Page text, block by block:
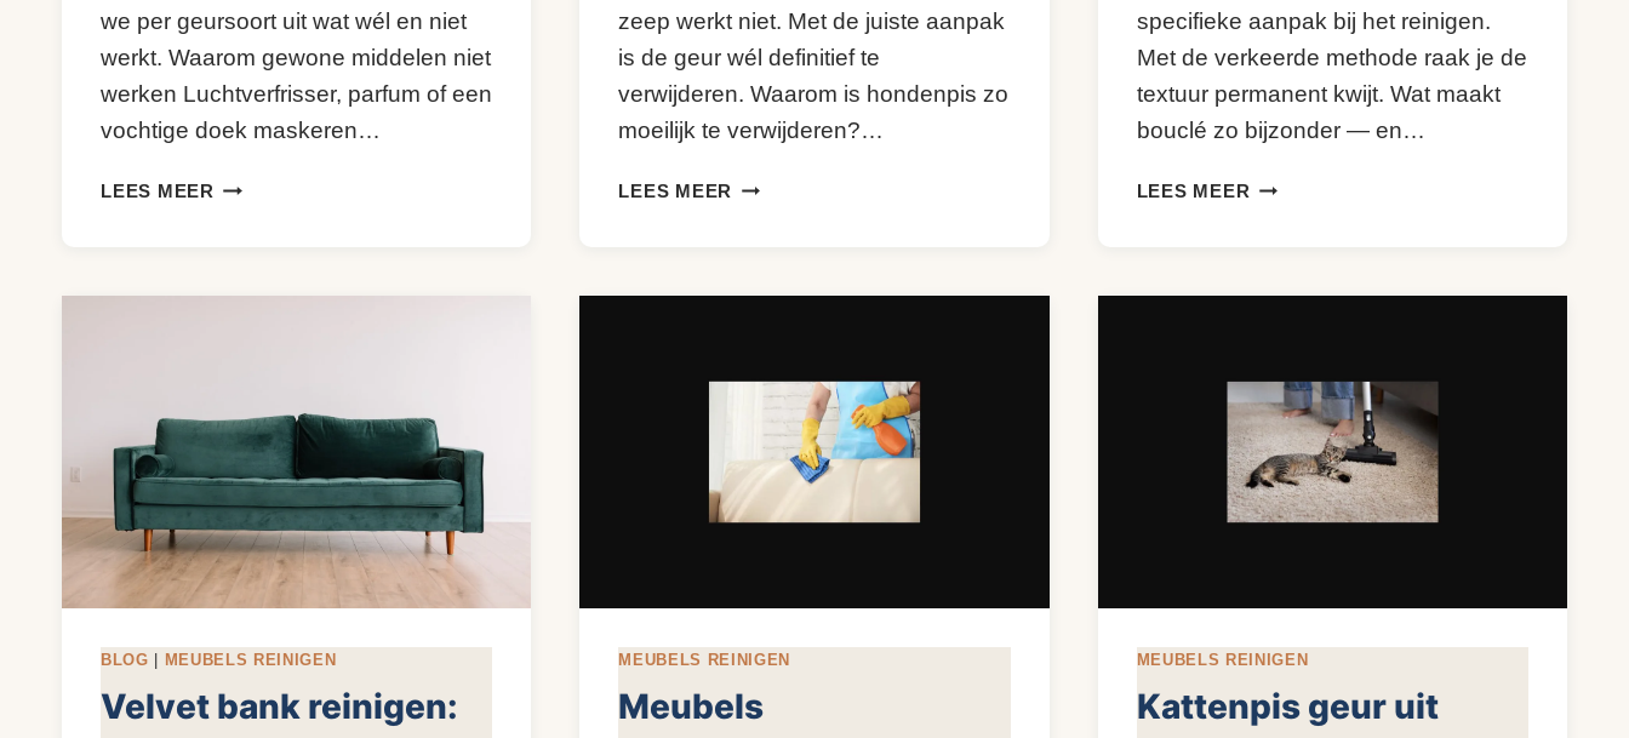
we per geursoort uit wat wél en niet
werkt. Waarom gewone middelen niet
werken Luchtverfrisser, parfum of een
vochtige doek maskeren…
LEES MEER GEUR
PER
zeep werkt niet. Met de juiste aanpak
is de geur wél definitief te
verwijderen. Waarom is hondenpis zo
moeilijk te verwijderen?…
LEES MEER HONDENPIS
ZO
HET
specifieke aanpak bij het reinigen.
Met de verkeerde methode raak je de
textuur permanent kwijt. Wat maakt
bouclé zo bijzonder — en…
LEES MEER BOUCLÉ
HOUD
MOOI
EN
VLEKVRIJ
BLOG MEUBELS REINIGEN
Velvet bank reinigen:
MEUBELS REINIGEN
Meubels
MEUBELS REINIGEN
Kattenpis geur uit